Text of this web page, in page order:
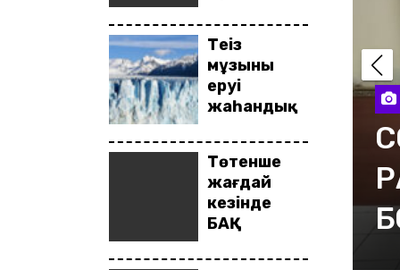
Теңіз
мұзының
еруі
жаһандық
кері әсер
береді
Төтенше
жағдай
кезінде
БАҚ
неге